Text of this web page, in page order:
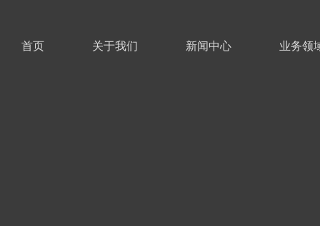
首页 关于我们 新闻中心 业务领